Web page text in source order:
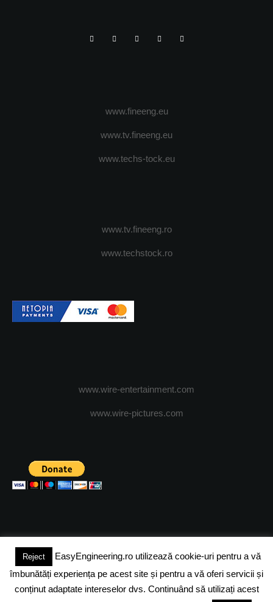
www.fineeng.eu
www.tv.fineeng.eu
www.techs-tock.eu
www.tv.fineeng.ro
www.techstock.ro
www.wire-entertainment.com
www.wire-pictures.com
(c) 2024 - FineEngineeringMagazine. All rights reserved.
DESPRE NOI ADVERTISING JOBS DESPRE COOKIES
Reject
EasyEngineering.ro utilizează cookie-uri pentru a vă
îmbunătăți experiența pe acest site și pentru a vă oferi servicii și
conținut adaptate intereselor dvs. Continuând să utilizați acest